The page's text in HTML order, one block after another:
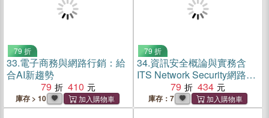
79 折
33.電子商務與網路行銷：給
合AI新趨勢
79
410
庫存 > 10
79 折
34.資訊安全概論與實務含
ITS Network Security網路安
全管理、CCST
Cybersecurity資訊安全國際
認證)
79 434
庫存：7